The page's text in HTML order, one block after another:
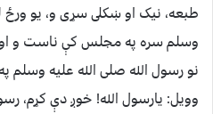
طبعه، نيک او ښکلى سړى و، يو ورځ
وسلم سره په مجلس کې ناست و
نو رسول الله صلی الله عليه
وويل: يارسول الله! خوږ دې کړم،